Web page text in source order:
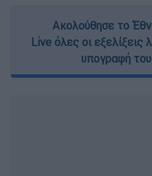
Ακολούθησε το
Live όλες οι
υπογραφή